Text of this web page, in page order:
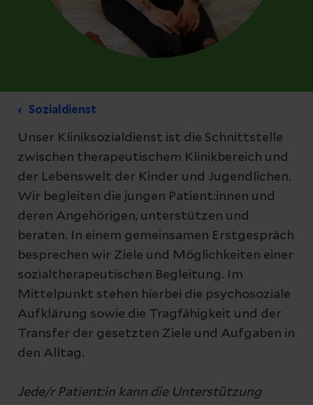
Sozialdienst
Unser Kliniksozialdienst ist die Schnittstelle
zwischen therapeutischem Klinikbereich und
der Lebenswelt der Kinder und Jugendlichen.
Wir begleiten die jungen Patient:innen und
deren Angehörigen, unterstützen und
beraten. In einem gemeinsamen Erstgespräch
besprechen wir Ziele und Möglichkeiten einer
sozialtherapeutischen Begleitung. Im
Mittelpunkt stehen hierbei die psychosoziale
Aufklärung sowie die Tragfähigkeit und der
Transfer der gesetzten Ziele und Aufgaben in
den Alltag.
Jede/r Patient:in kann die Unterstützung